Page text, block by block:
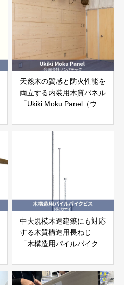
天然木の質感と防火性能を
両立する内装用木質パネル
「Ukiki Moku Panel（ウキ
社サンパテック
中大規模木造建築にも対応
する木質構造用長ねじ
「木構造用パイルパイクビ